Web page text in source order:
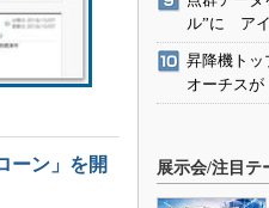
ーン」を開
ル”に ア
昇降機ト
オーチス
展示会/注目テ